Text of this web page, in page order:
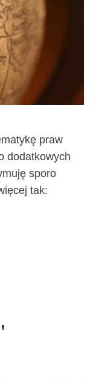
praw
dodatkowych
sporo
tak: